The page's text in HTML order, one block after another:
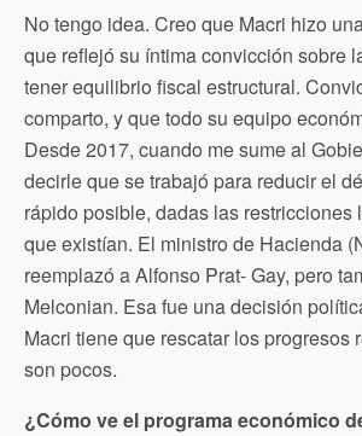
No tengo idea. Creo que Macri hizo
que reflejó su íntima convicción sobre
tener equilibrio fiscal estructural.
comparto, y que todo su equipo
Desde 2017, cuando me sume al
decirle que se trabajó para reducir el
rápido posible, dadas las restricciones
que existían. El ministro de Hacienda
reemplazó a Alfonso Prat- Gay, pero
Melconian. Esa fue una decisión
Macri tiene que rescatar los progresos
son pocos.
¿Cómo ve el programa económico